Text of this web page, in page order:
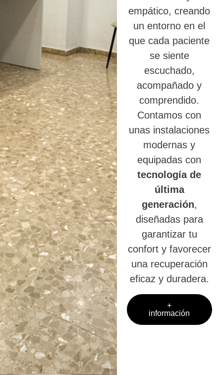
empático, creando
un entorno en el
que cada paciente
se siente
escuchado,
acompañado y
comprendido.
Contamos con
unas instalaciones
modernas y
equipadas con
tecnología de
última
generación,
diseñadas para
garantizar tu
confort y favorecer
una recuperación
eficaz y duradera.
+
información